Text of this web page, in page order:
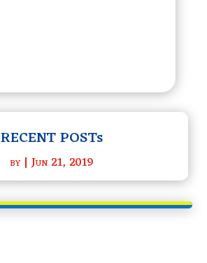
RECENT POSTs
by |Jun 21, 2019